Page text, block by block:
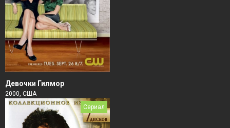
Девочки Гилмор
2000, США
Сериал